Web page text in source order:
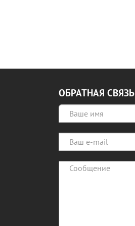
ОБРАТНАЯ СВЯЗЬ